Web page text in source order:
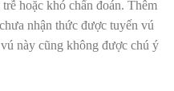
hoặc khó chẩn đoán. Thêm
nhận thức được tuyến vú
này cũng không được chú ý